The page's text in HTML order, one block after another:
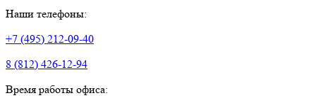
Наши телефоны:
+7 (495) 212-09-40
8 (812) 426-12-94
Время работы офиса: